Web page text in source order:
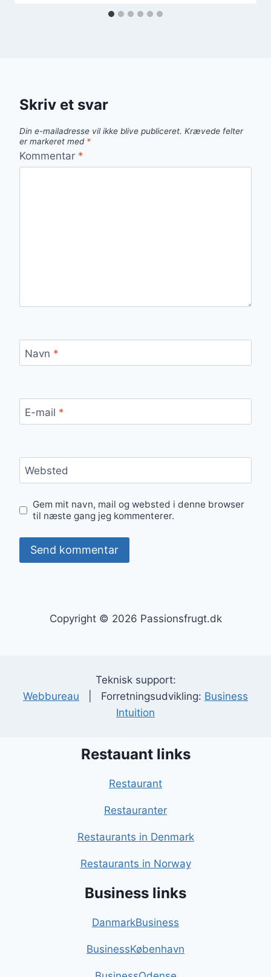
Skriv et svar
Din e-mailadresse vil ikke blive publiceret. Krævede felter
er markeret med *
Kommentar *
Navn *
E-mail *
Websted
Gem mit navn, mail og websted i denne browser
til næste gang jeg kommenterer.
Copyright © 2026 Passionsfrugt.dk
Teknisk support:
Webbureau | Forretningsudvikling: Business
Intuition
Restauant links
Restaurant
Restauranter
Restaurants in Denmark
Restaurants in Norway
Business links
DanmarkBusiness
BusinessKøbenhavn